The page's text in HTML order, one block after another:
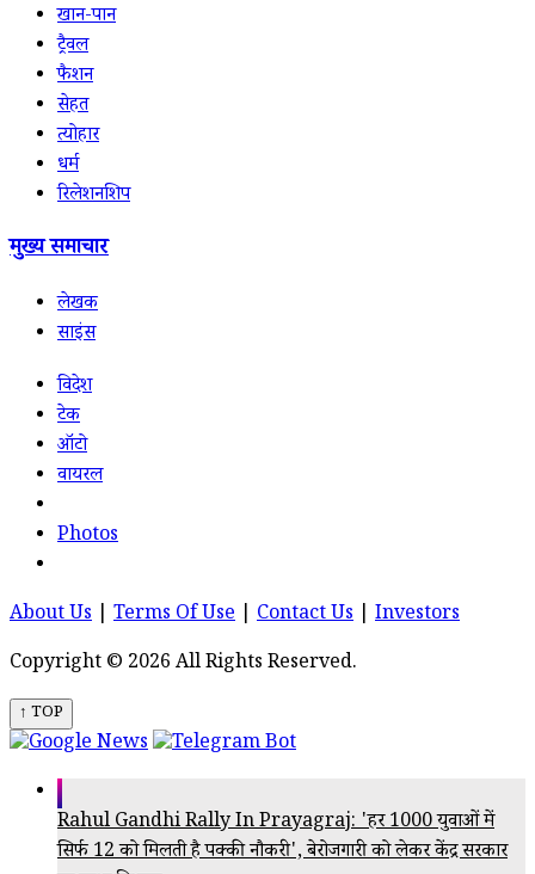
खान-पान
ट्रैवल
फैशन
सेहत
त्योहार
धर्म
रिलेशनशिप
मुख्य समाचार
लेखक
साइंस
विदेश
टेक
ऑटो
वायरल
Photos
About Us Terms Of Use Contact Us
Investors
Copyright © 2026 All Rights Reserved.
↑ TOP
Rahul Gandhi Rally In Prayagraj: 'हर 1000 युवाओं में
सिर्फ 12 को मिलती है पक्की नौकरी', बेरोजगारी को लेकर केंद्र सरकार